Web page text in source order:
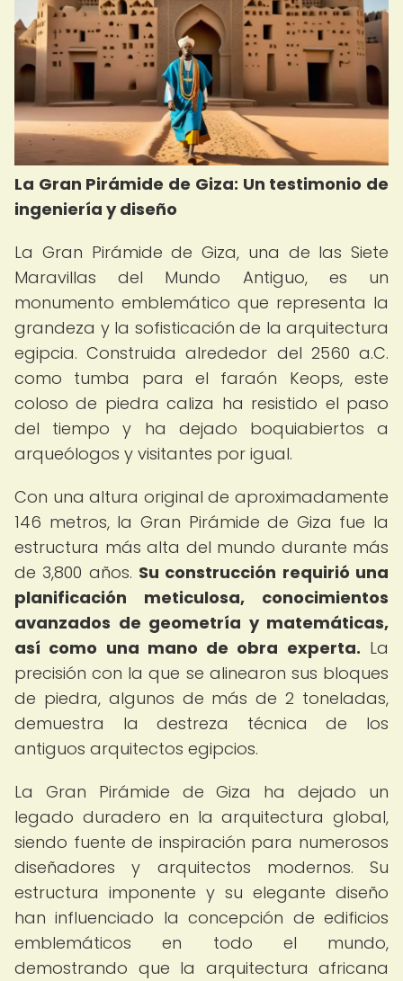
La Gran Pirámide de Giza: Un testimonio de
ingeniería y diseño
La Gran Pirámide de Giza, una de las Siete
Maravillas del Mundo Antiguo, es un
monumento emblemático que representa la
grandeza y la sofisticación de la arquitectura
egipcia. Construida alrededor del 2560 a.C.
como tumba para el faraón Keops, este
coloso de piedra caliza ha resistido el paso
del tiempo y ha dejado boquiabiertos a
arqueólogos y visitantes por igual.
Con una altura original de aproximadamente
146 metros, la Gran Pirámide de Giza fue la
estructura más alta del mundo durante más
de 3,800 años. Su construcción requirió una
planificación meticulosa, conocimientos
avanzados de geometría y matemáticas,
así como una mano de obra experta. La
precisión con la que se alinearon sus bloques
de piedra, algunos de más de 2 toneladas,
demuestra la destreza técnica de los
antiguos arquitectos egipcios.
La Gran Pirámide de Giza ha dejado un
legado duradero en la arquitectura global,
siendo fuente de inspiración para numerosos
diseñadores y arquitectos modernos. Su
estructura imponente y su elegante diseño
han influenciado la concepción de edificios
emblemáticos en todo el mundo,
demostrando que la arquitectura africana